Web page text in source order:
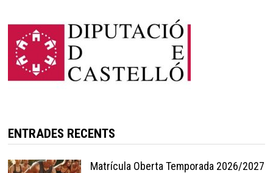
ENTRADES RECENTS
Matrícula Oberta Temporada 2026/2027